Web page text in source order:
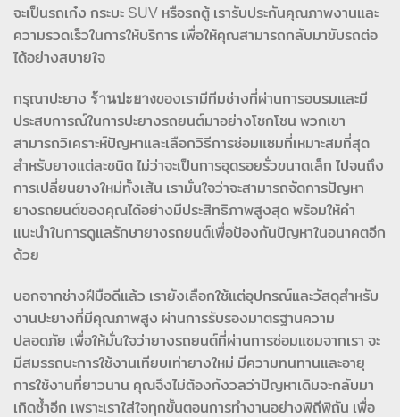
จะเป็นรถเก๋ง กระบะ SUV หรือรถตู้ เรารับประกันคุณภาพงานและ
ความรวดเร็วในการให้บริการ เพื่อให้คุณสามารถกลับมาขับรถต่อ
ได้อย่างสบายใจ
กรุณาปะยาง ร้านปะยางของเรามีทีมช่างที่ผ่านการอบรมและมี
ประสบการณ์ในการปะยางรถยนต์มาอย่างโชกโชน พวกเขา
สามารถวิเคราะห์ปัญหาและเลือกวิธีการซ่อมแซมที่เหมาะสมที่สุด
สำหรับยางแต่ละชนิด ไม่ว่าจะเป็นการอุดรอยรั่วขนาดเล็ก ไปจนถึง
การเปลี่ยนยางใหม่ทั้งเส้น เรามั่นใจว่าจะสามารถจัดการปัญหา
ยางรถยนต์ของคุณได้อย่างมีประสิทธิภาพสูงสุด พร้อมให้คำ
แนะนำในการดูแลรักษายางรถยนต์เพื่อป้องกันปัญหาในอนาคตอีก
ด้วย
นอกจากช่างฝีมือดีแล้ว เรายังเลือกใช้แต่อุปกรณ์และวัสดุสำหรับ
งานปะยางที่มีคุณภาพสูง ผ่านการรับรองมาตรฐานความ
ปลอดภัย เพื่อให้มั่นใจว่ายางรถยนต์ที่ผ่านการซ่อมแซมจากเรา จะ
มีสมรรถนะการใช้งานเทียบเท่ายางใหม่ มีความทนทานและอายุ
การใช้งานที่ยาวนาน คุณจึงไม่ต้องกังวลว่าปัญหาเดิมจะกลับมา
เกิดซ้ำอีก เพราะเราใส่ใจทุกขั้นตอนการทำงานอย่างพิถีพิถัน เพื่อ